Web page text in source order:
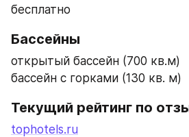
бесплатно
Бассейны
открытый бассейн (700 кв.м)
бассейн с горками (130 кв. м)
Текущий рейтинг по
tophotels.ru